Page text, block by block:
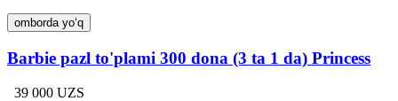
omborda yo‘q
Barbie pazl to'plami 300 dona (3 ta 1 da) Princess
39 000 UZS